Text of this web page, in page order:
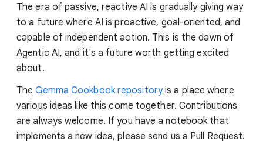
The era of passive, reactive AI is gradually giving way
to a future where AI is proactive, goal-oriented, and
capable of independent action. This is the dawn of
Agentic AI, and it's a future worth getting excited
about.
TheGemma Cookbook repositoryis a place where
various ideas like this come together. Contributions
are always welcome. If you have a notebook that
implements a new idea, please send us a Pull Request.